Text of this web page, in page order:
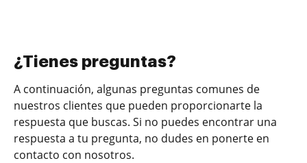
¿Tienes preguntas?
A continuación, algunas preguntas comunes de
nuestros clientes que pueden proporcionarte la
respuesta que buscas. Si no puedes encontrar una
respuesta a tu pregunta, no dudes en ponerte en
contacto con nosotros.